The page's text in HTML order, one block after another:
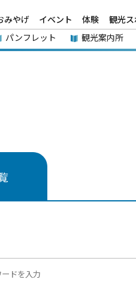
みやげ イベント 体験 観光
パンフレット 観光案内所